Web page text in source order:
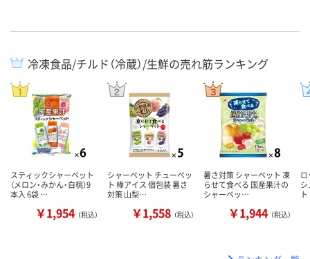
冷凍食品/チルド（冷蔵）/生鮮の売れ筋ランキング
スティックシャーベット
（メロン・みかん・白桃）9
本入 6袋 …
￥1,954 （税込）
シャーベット チューペッ
ト 棒アイス 個包装 暑さ
対策 山梨…
￥1,558 （税込）
暑さ対策 シャーベット 凍
らせて食べる 国産果汁の
シャーベッ…
￥1,944 （税込）